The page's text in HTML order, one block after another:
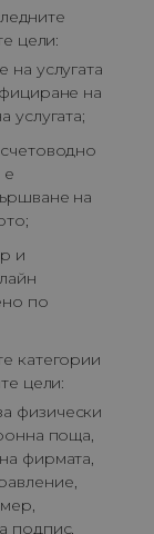
цели:
на услугата
на
услугата;
е
на
и
по
категории
цели:
физически
поща,
фирмата,
подпис,